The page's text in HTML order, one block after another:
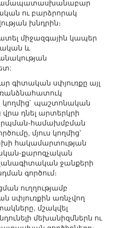
համապատասխանաբար
ու բարձրորակ
խնդրին։
միջազգային կապեր
և
գիտական սփյուռքը այլ
կողմից` պաշտոնական
վրա դնել արտերկրի
համախմբման
մյուս կողմից՝
հակամարտության
քարոզչական
ջանքերի
գործում։
ուղղությամբ
սփյուռքին առնչվող
մշակվել
մեխանիզմներն ու